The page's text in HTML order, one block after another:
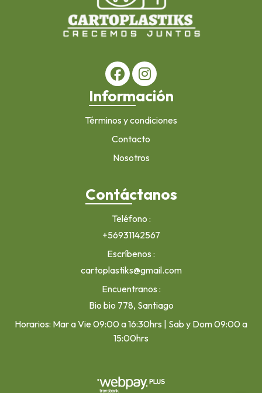
Información
Términos y condiciones
Contacto
Nosotros
Contáctanos
Teléfono
+56931142567
Escríbenos
cartoplastiks@gmail.com
Encuentranos
Bio bio 778, Santiago
Horarios: Mar a Vie 09:00 a 16:30hrs | Sab y Dom 09:00 a
15:00hrs